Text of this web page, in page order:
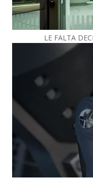
LE FALTA